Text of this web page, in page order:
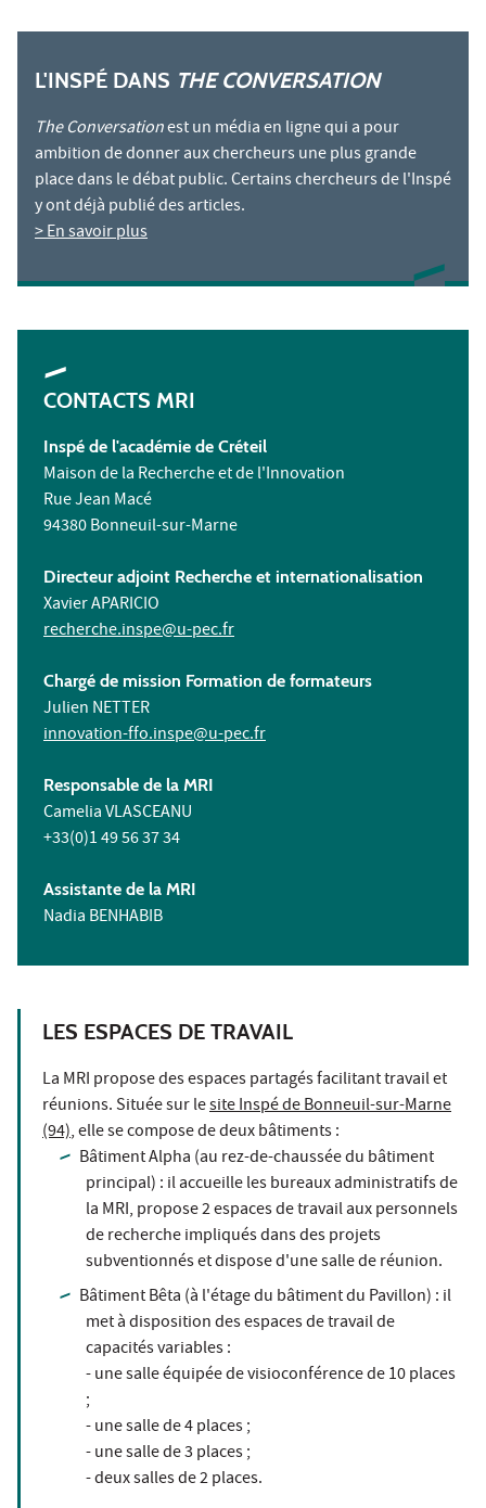
L'INSPÉ DANS THE CONVERSATION
The Conversationest un média en ligne qui a pour
ambition de donner aux chercheurs une plus grande
place dans le débat public. Certains chercheurs de l'Inspé
y ont déjà publié des articles.
> En savoir plus
CONTACTS MRI
Inspé de l'académie de Créteil
Maison de la Recherche et de l'Innovation
Rue Jean Macé
94380 Bonneuil-sur-Marne
Directeur adjoint Recherche et internationalisation
Xavier APARICIO
recherche.inspe@u-pec.fr
Chargé de mission Formation de formateurs
Julien NETTER
innovation-ffo.inspe@u-pec.fr
Responsable de la MRI
Camelia VLASCEANU
+33(0)1 49 56 37 34
Assistante de la MRI
Nadia BENHABIB
LES ESPACES DE TRAVAIL
La MRI propose des espaces partagés facilitant travail et
réunions. Située sur lesite Inspé de Bonneuil-sur-Marne
(94), elle se compose de deux bâtiments :
Bâtiment Alpha (au rez-de-chaussée du bâtiment
principal) : il accueille les bureaux administratifs de
la MRI, propose 2 espaces de travail aux personnels
de recherche impliqués dans des projets
subventionnés et dispose d'une salle de réunion.
Bâtiment Bêta (à l'étage du bâtiment du Pavillon) : il
met à disposition des espaces de travail de
capacités variables :
- une salle équipée de visioconférence de 10 places
;
- une salle de 4 places ;
- une salle de 3 places ;
- deux salles de 2 places.